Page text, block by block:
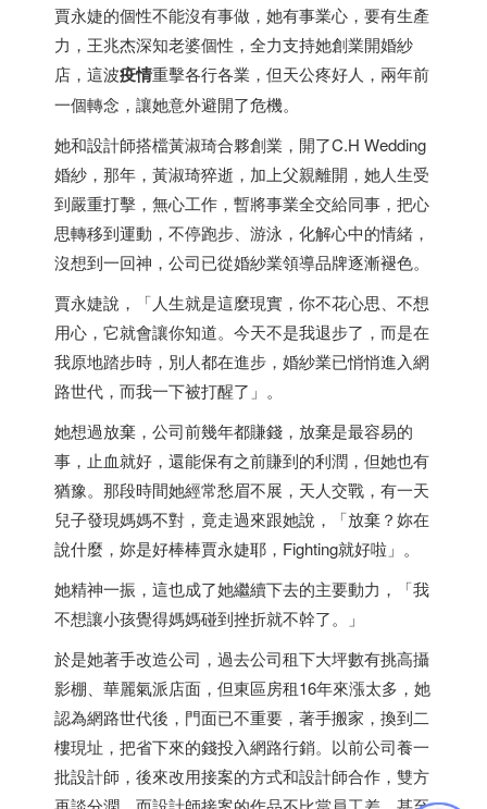
賈永婕的個性不能沒有事做，她有事業心，要有生產
力，王兆杰深知老婆個性，全力支持她創業開婚紗
店，這波疫情重擊各行各業，但天公疼好人，兩年前
一個轉念，讓她意外避開了危機。
她和設計師搭檔黃淑琦合夥創業，開了C.H Wedding
婚紗，那年，黃淑琦猝逝，加上父親離開，她人生受
到嚴重打擊，無心工作，暫將事業全交給同事，把心
思轉移到運動，不停跑步、游泳，化解心中的情緒，
沒想到一回神，公司已從婚紗業領導品牌逐漸褪色。
賈永婕說，「人生就是這麼現實，你不花心思、不想
用心，它就會讓你知道。今天不是我退步了，而是在
我原地踏步時，別人都在進步，婚紗業已悄悄進入網
路世代，而我一下被打醒了」。
她想過放棄，公司前幾年都賺錢，放棄是最容易的
事，止血就好，還能保有之前賺到的利潤，但她也有
猶豫。那段時間她經常愁眉不展，天人交戰，有一天
兒子發現媽媽不對，竟走過來跟她說，「放棄？妳在
說什麼，妳是好棒棒賈永婕耶，Fighting就好啦」。
她精神一振，這也成了她繼續下去的主要動力，「我
不想讓小孩覺得媽媽碰到挫折就不幹了。」
於是她著手改造公司，過去公司租下大坪數有挑高攝
影棚、華麗氣派店面，但東區房租16年來漲太多，她
認為網路世代後，門面已不重要，著手搬家，換到二
樓現址，把省下來的錢投入網路行銷。以前公司養一
批設計師，後來改用接案的方式和設計師合作，雙方